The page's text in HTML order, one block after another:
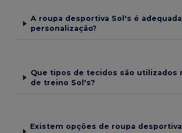
A roupa desportiva Sol's é
personalização?
Que tipos de tecidos são utilizados
de treino Sol's?
Existem opções de roupa